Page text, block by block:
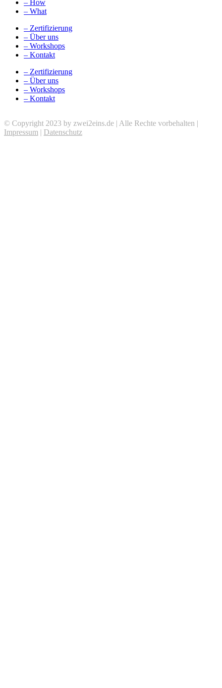
– How
– What
– Zertifizierung
– Über uns
– Workshops
– Kontakt
– Zertifizierung
– Über uns
– Workshops
– Kontakt
© Copyright 2023 by zwei2eins.de | Alle Rechte vorbehalten |
Impressum | Datenschutz